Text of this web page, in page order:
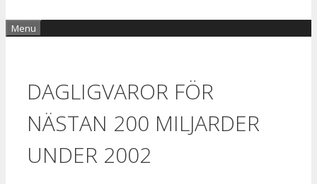
Menu
DAGLIGVAROR FÖR
NÄSTAN 200 MILJARDER
UNDER 2002